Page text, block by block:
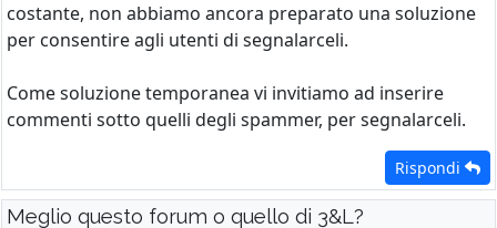
costante, non abbiamo ancora preparato una soluzione
per consentire agli utenti di segnalarceli.
Come soluzione temporanea vi invitiamo ad inserire
commenti sotto quelli degli spammer, per segnalarceli.
Rispondi
Meglio questo forum o quello di 3&L?